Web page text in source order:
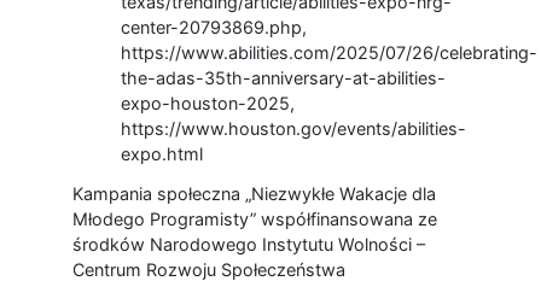
center-20793869.php,
https://www.abilities.com/2025/07/26/celebrating-
the-adas-35th-anniversary-at-abilities-
expo-houston-2025,
https://www.houston.gov/events/abilities-
expo.html
Kampania społeczna „Niezwykłe Wakacje dla
Młodego Programisty” współfinansowana ze
środków Narodowego Instytutu Wolności –
Centrum Rozwoju Społeczeństwa